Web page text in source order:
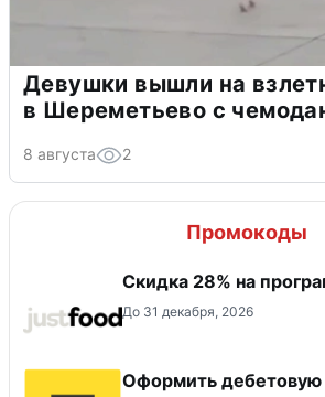
Девушки вышли на
в Шереметьево с
8 августа 2
Промокоды
Скидка 28% на
До 31 декабря, 2026
Оформить дебетовую